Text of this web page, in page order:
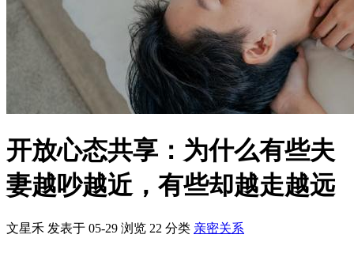
开放心态共享：为什么有些夫
妻越吵越近，有些却越走越远
文星禾 发表于 05-29 浏览 22 分类 亲密关系